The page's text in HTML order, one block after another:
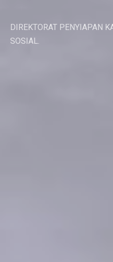
DIREKTORAT PENYIAPAN
SOSIAL.